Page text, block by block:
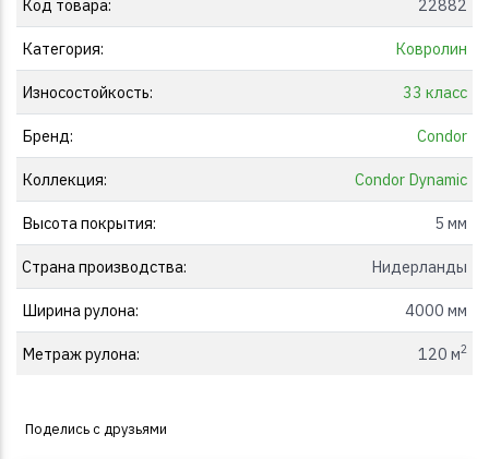
Код товара: 22882
Категория: Ковролин
Износостойкость: 33 класс
Бренд: Condor
Коллекция: Condor Dynamic
Высота покрытия: 5 мм
Страна производства: Нидерланды
Ширина рулона: 4000 мм
Метраж рулона: 120 м2
Поделись с друзьями